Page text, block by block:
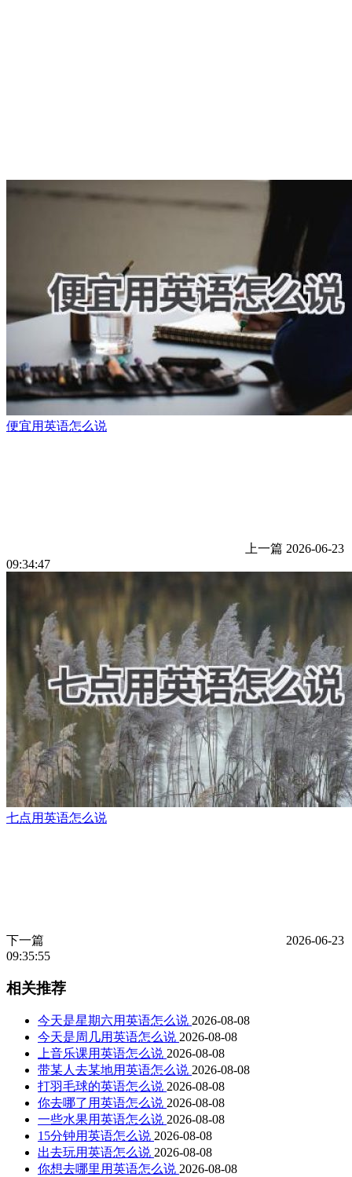
便宜用英语怎么说
上一篇 2026-06-23
09:34:47
七点用英语怎么说
下一篇
2026-06-23
09:35:55
相关推荐
今天是星期六用英语怎么说 2026-08-08
今天是周几用英语怎么说 2026-08-08
上音乐课用英语怎么说 2026-08-08
带某人去某地用英语怎么说 2026-08-08
打羽毛球的英语怎么说 2026-08-08
你去哪了用英语怎么说 2026-08-08
一些水果用英语怎么说 2026-08-08
15分钟用英语怎么说 2026-08-08
出去玩用英语怎么说 2026-08-08
你想去哪里用英语怎么说 2026-08-08